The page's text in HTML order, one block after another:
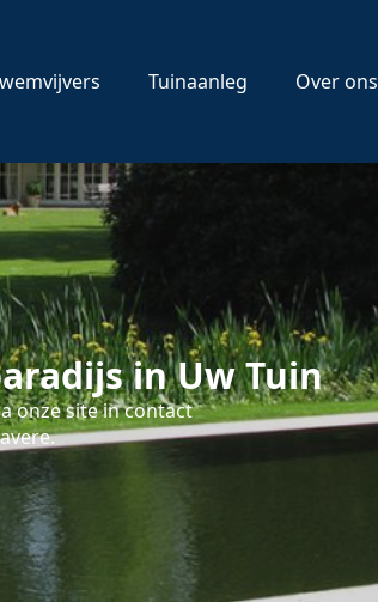
Tuinaanleg Over ons
in Uw Tuin
onze site in contact